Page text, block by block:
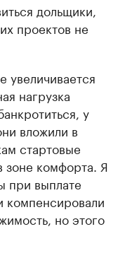
дольщики,
проектов не
увеличивается
нагрузка
у
вложили в
стартовые
комфорта. Я
при выплате
компенсировали
но этого